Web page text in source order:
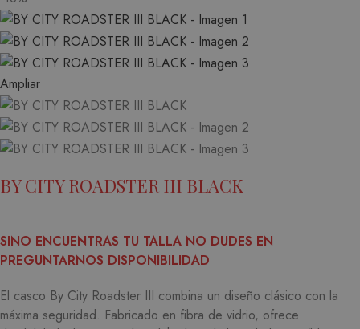
Ampliar
BY CITY ROADSTER III BLACK
SINO ENCUENTRAS TU TALLA NO DUDES EN
PREGUNTARNOS DISPONIBILIDAD
El casco By City Roadster III combina un diseño clásico con la
máxima seguridad. Fabricado en fibra de vidrio, ofrece